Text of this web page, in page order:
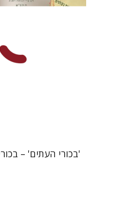
משה פלאי
'בכורי העתים' –